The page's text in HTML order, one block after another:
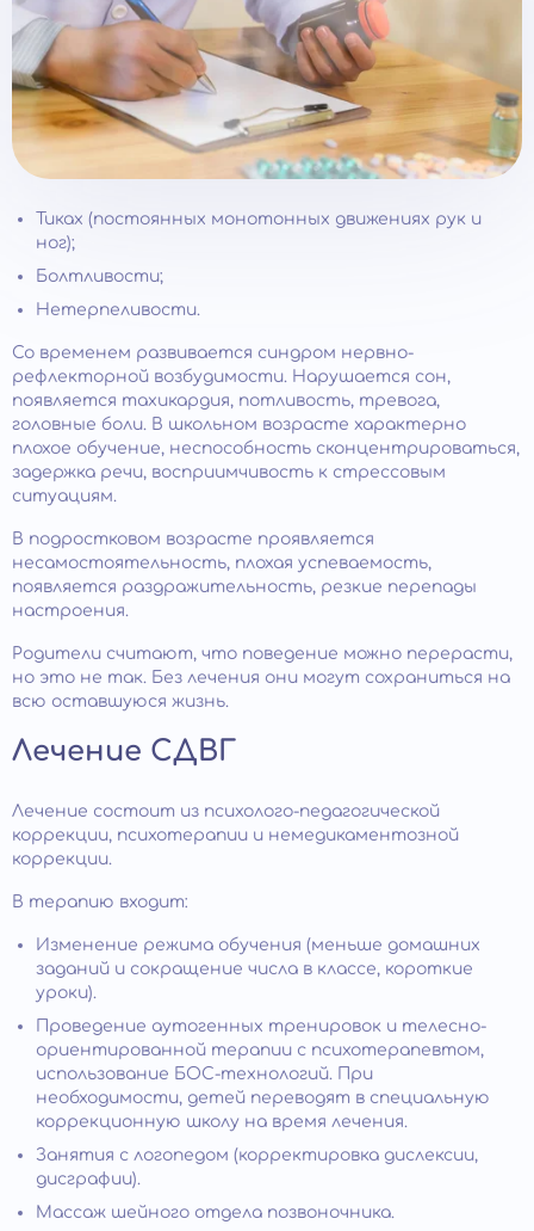
Тиках (постоянных монотонных движениях рук и
ног);
Болтливости;
Нетерпеливости.
Со временем развивается синдром нервно-
рефлекторной возбудимости. Нарушается сон,
появляется тахикардия, потливость, тревога,
головные боли. В школьном возрасте характерно
плохое обучение, неспособность сконцентрироваться,
задержка речи, восприимчивость к стрессовым
ситуациям.
В подростковом возрасте проявляется
несамостоятельность, плохая успеваемость,
появляется раздражительность, резкие перепады
настроения.
Родители считают, что поведение можно перерасти,
но это не так. Без лечения они могут сохраниться на
всю оставшуюся жизнь.
Лечение СДВГ
Лечение состоит из психолого-педагогической
коррекции, психотерапии и немедикаментозной
коррекции.
В терапию входит:
Изменение режима обучения (меньше домашних
заданий и сокращение числа в классе, короткие
уроки).
Проведение аутогенных тренировок и телесно-
ориентированной терапии с психотерапевтом,
использование БОС-технологий. При
необходимости, детей переводят в специальную
коррекционную школу на время лечения.
Занятия с логопедом (корректировка дислексии,
дисграфии).
Массаж шейного отдела позвоночника.